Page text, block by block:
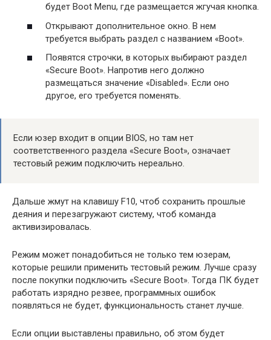
будет Boot Menu, где размещается жгучая кнопка.
Открывают дополнительное окно. В нем
требуется выбрать раздел с названием «Boot».
Появятся строчки, в которых выбирают раздел
«Secure Boot». Напротив него должно
размещаться значение «Disabled». Если оно
другое, его требуется поменять.
Если юзер входит в опции BIOS, но там нет
соответственного раздела «Secure Boot», означает
тестовый режим подключить нереально.
Дальше жмут на клавишу F10, чтоб сохранить прошлые
деяния и перезагружают систему, чтоб команда
активизировалась.
Режим может понадобиться не только тем юзерам,
которые решили применить тестовый режим. Лучше сразу
после покупки подключить «Secure Boot». Тогда ПК будет
работать изрядно резвее, программных ошибок
появляться не будет, функциональность станет лучше.
Если опции выставлены правильно, об этом будет